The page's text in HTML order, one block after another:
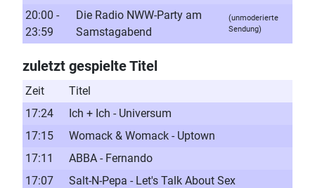
20:00 -
23:59
Die Radio NWW-Party am
Samstagabend
(unmoderierte
Sendung)
zuletzt gespielte Titel
Zeit
Titel
17:24
Ich + Ich - Universum
17:15
Womack & Womack - Uptown
17:11
ABBA - Fernando
17:07
Salt-N-Pepa - Let's Talk About Sex